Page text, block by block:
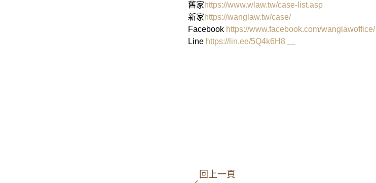
舊家https://www.wlaw.tw/case-list.asp
新家https://wanglaw.tw/case/
Facebook https://www.facebook.com/wanglawoffice/
Line https://lin.ee/5Q4k6H8
回上一頁